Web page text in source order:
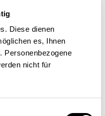
Diese dienen
es, Ihnen
Personenbezogene
nicht für
Bildungs-
Davon
die immer
profitieren,
und